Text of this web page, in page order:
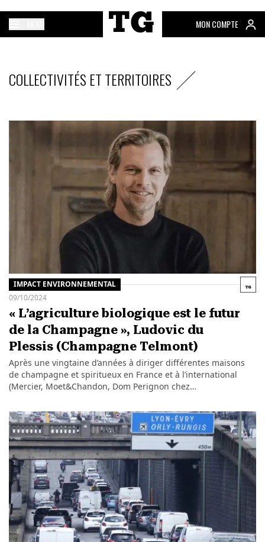
MON COMPTE
COLLECTIVITÉS ET TERRITOIRES
IMPACT ENVIRONNEMENTAL
09/10/2024
« L’agriculture biologique est le futur
de la Champagne », Ludovic du
Plessis (Champagne Telmont)
Après une vingtaine d’années à diriger différentes maisons
de champagne et spiritueux en France et à l’international
(Mercier, Moet&Chandon, Dom Perignon chez…